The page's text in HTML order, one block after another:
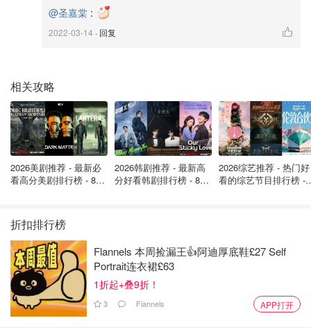
成年后的公鹌鹑
@圣嘉棠 :
2022-03-14 · 回复
相关攻略
2026美剧推荐 - 最新必
看高分美剧排行榜 - 8月
2026韩剧推荐 - 最新高
分好看韩剧排行榜 - 8月
2026综艺推荐 - 热门好
看的综艺节目排行榜 -
折扣排行榜
Flannels 本周捡漏王👍阿迪厚底鞋£27 Self
Portrait连衣裙£63
1折起+叠9折！
3 Flannels APP打开